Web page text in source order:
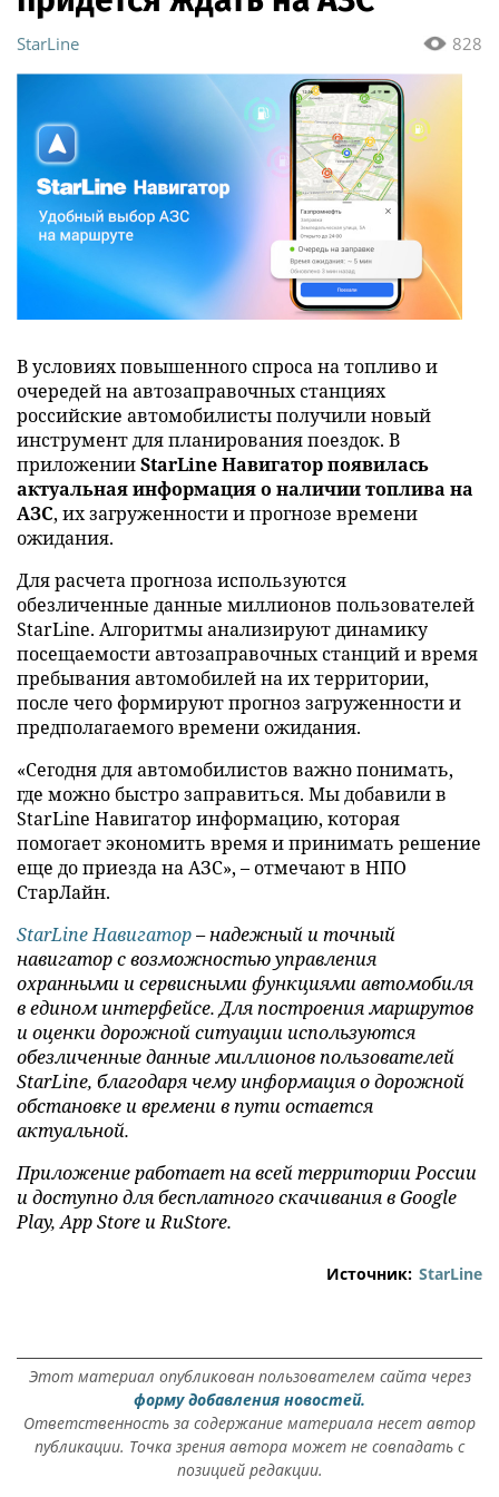
828
StarLine
В условиях повышенного спроса на топливо и
очередей на автозаправочных станциях
российские автомобилисты получили новый
инструмент для планирования поездок. В
приложенииStarLine Навигатор появилась
актуальная информация о наличии топлива на
АЗС, их загруженности и прогнозе времени
ожидания.
Для расчета прогноза используются
обезличенные данные миллионов пользователей
StarLine. Алгоритмы анализируют динамику
посещаемости автозаправочных станций и время
пребывания автомобилей на их территории,
после чего формируют прогноз загруженности и
предполагаемого времени ожидания.
«Сегодня для автомобилистов важно понимать,
где можно быстро заправиться. Мы добавили в
StarLine Навигатор информацию, которая
помогает экономить время и принимать решение
еще до приезда на АЗС», – отмечают в НПО
СтарЛайн.
StarLine Навигатор– надежный и точный
навигатор с возможностью управления
охранными и сервисными функциями автомобиля
в едином интерфейсе. Для построения маршрутов
и оценки дорожной ситуации используются
обезличенные данные миллионов пользователей
StarLine, благодаря чему информация о дорожной
обстановке и времени в пути остается
актуальной.
Приложение работает на всей территории России
и доступно для бесплатного скачивания в Google
Play, App Store и RuStore.
Источник: StarLine
Этот материал опубликован пользователем сайта через
форму добавления новостей.
Ответственность за содержание материала несет автор
публикации. Точка зрения автора может не совпадать с
позицией редакции.